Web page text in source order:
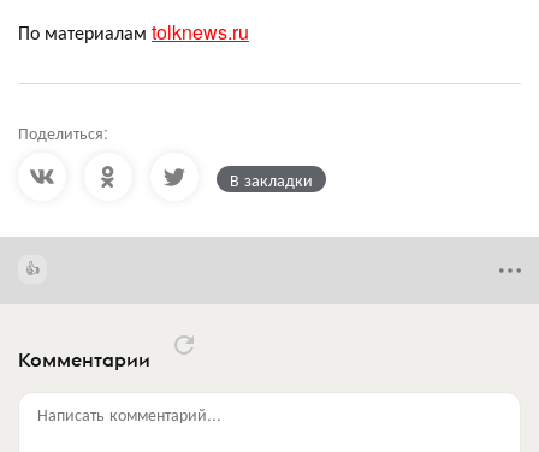
По материалам tolknews.ru
Поделиться:
В закладки
Комментарии
Написать комментарий...